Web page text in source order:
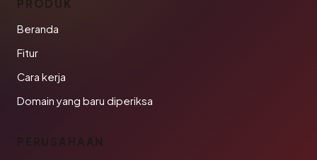
PRODUK
Beranda
Fitur
Cara kerja
Domain yang baru diperiksa
PERUSAHAAN